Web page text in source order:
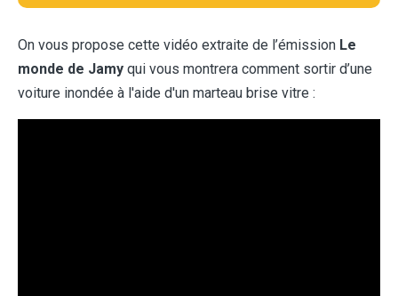
On vous propose cette vidéo extraite de l’émission Le
monde de Jamy qui vous montrera comment sortir d’une
voiture inondée à l'aide d'un marteau brise vitre :